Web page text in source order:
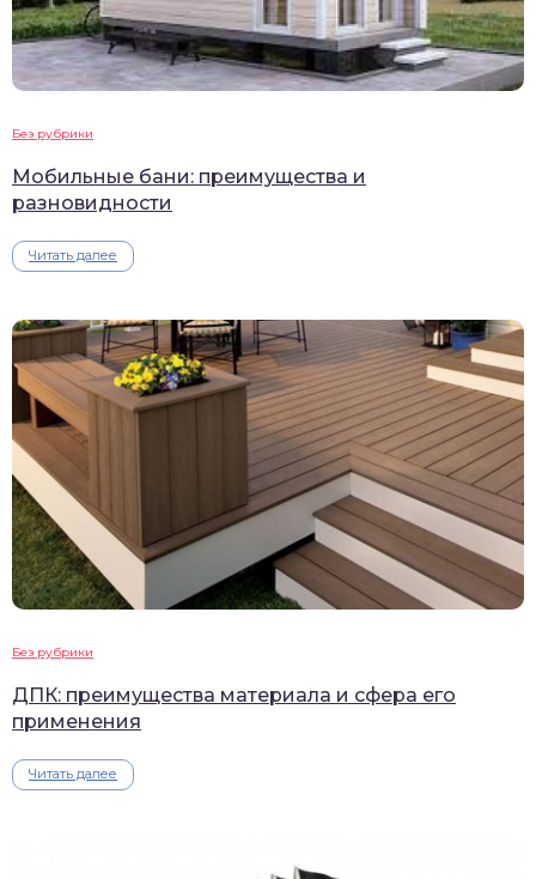
Без рубрики
Мобильные бани: преимущества и
разновидности
Читать далее
Без рубрики
ДПК: преимущества материала и сфера его
применения
Читать далее